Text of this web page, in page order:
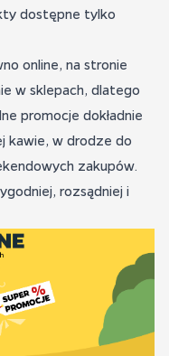
dostępne tylko
online, na stronie
w sklepach, dlatego
promocje dokładnie
kawie, w drodze do
zakupów.
rozsądniej i